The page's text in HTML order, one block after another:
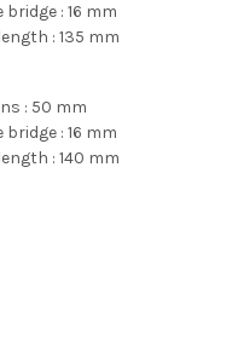
: 16 mm
: 135 mm
: 50 mm
: 16 mm
: 140 mm